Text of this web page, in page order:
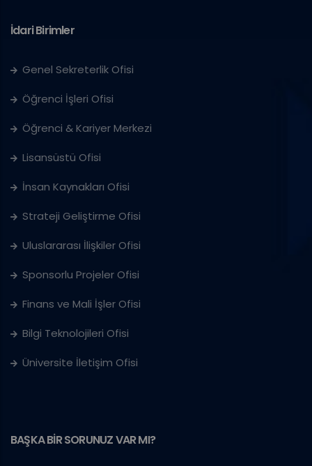
İdari Birimler
Genel Sekreterlik Ofisi
Öğrenci İşleri Ofisi
Öğrenci & Kariyer Merkezi
Lisansüstü Ofisi
İnsan Kaynakları Ofisi
Strateji Geliştirme Ofisi
Uluslararası İlişkiler Ofisi
Sponsorlu Projeler Ofisi
Finans ve Mali İşler Ofisi
Bilgi Teknolojileri Ofisi
Üniversite İletişim Ofisi
BAŞKA BİR SORUNUZ VAR MI?